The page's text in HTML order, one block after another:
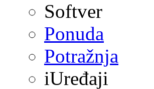
Softver
Ponuda
Potražnja
iUređaji